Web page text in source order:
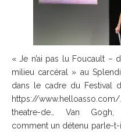
« Je n’ai pas lu Foucault –
milieu carcéral » au
dans le cadre du Festival
https://
theatre-de… Van Gogh,
comment un détenu parle-